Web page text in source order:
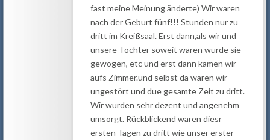
fast meine Meinung änderte) Wir waren
nach der Geburt fünf!!! Stunden nur zu
dritt im Kreißsaal. Erst dann,als wir und
unsere Tochter soweit waren wurde sie
gewogen, etc und erst dann kamen wir
aufs Zimmer.und selbst da waren wir
ungestört und due gesamte Zeit zu dritt.
Wir wurden sehr dezent und angenehm
umsorgt. Rückblickend waren diesr
ersten Tagen zu dritt wie unser erster